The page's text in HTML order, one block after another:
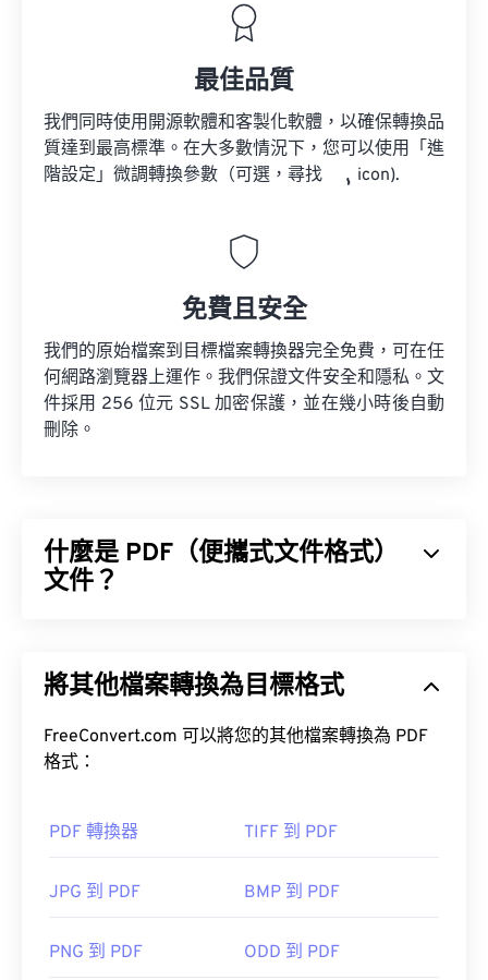
最佳品質
我們同時使用開源軟體和客製化軟體，以確保轉換品
質達到最高標準。在大多數情況下，您可以使用「進
階設定」微調轉換參數（可選，尋找
icon).
免費且安全
我們的原始檔案到目標檔案轉換器完全免費，可在任
何網路瀏覽器上運作。我們保證文件安全和隱私。文
件採用 256 位元 SSL 加密保護，並在幾小時後自動
刪除。
什麼是 PDF（便攜式文件格式）
文件？
類型之一。 PDF 如此受歡迎的原因在於它可以保留
上看起來都完全一樣。
如何開啟 PDF 檔案？
Acrobat Reader
。 Adobe 創建了 PDF 標準，其程序
將其他檔案轉換為目標格式
FreeConvert.com 可以將您的其他檔案轉換為 PDF
格式：
PDF 轉換器 TIFF 到 PDF
JPG 到 PDF BMP 到 PDF
PNG 到 PDF ODD 到 PDF